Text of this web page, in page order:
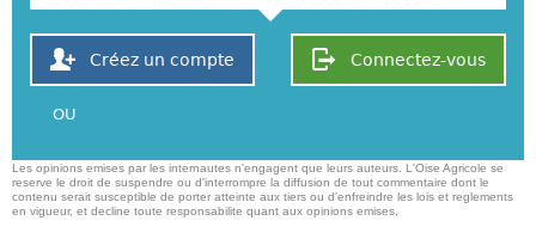
Connectez-vous
Créez un compte
OU
Les opinions emises par les internautes n'engagent que leurs auteurs. L'Oise Agricole se
reserve le droit de suspendre ou d'interrompre la diffusion de tout commentaire dont le
contenu serait susceptible de porter atteinte aux tiers ou d'enfreindre les lois et reglements
en vigueur, et decline toute responsabilite quant aux opinions emises,